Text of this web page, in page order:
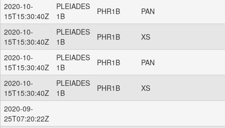
2020-10-
15T15:30:40Z
PLEIADES
1B
PHR1B PAN
2020-10-
15T15:30:40Z
PLEIADES
1B
PHR1B XS
2020-10-
15T15:30:40Z
PLEIADES
1B
PHR1B PAN
2020-10-
15T15:30:40Z
PLEIADES
1B
PHR1B XS
2020-09-
25T07:20:22Z